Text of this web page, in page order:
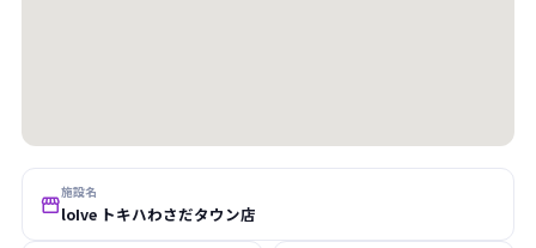
施設名
loIve トキハわさだタウン店